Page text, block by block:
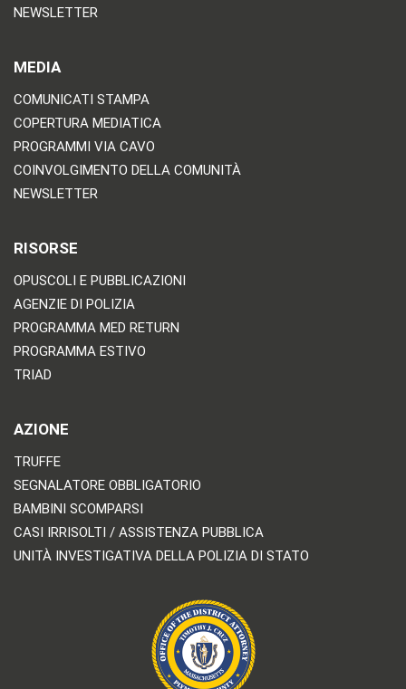
NEWSLETTER
MEDIA
COMUNICATI STAMPA
COPERTURA MEDIATICA
PROGRAMMI VIA CAVO
COINVOLGIMENTO DELLA COMUNITÀ
NEWSLETTER
RISORSE
OPUSCOLI E PUBBLICAZIONI
AGENZIE DI POLIZIA
PROGRAMMA MED RETURN
PROGRAMMA ESTIVO
TRIAD
AZIONE
TRUFFE
SEGNALATORE OBBLIGATORIO
BAMBINI SCOMPARSI
CASI IRRISOLTI / ASSISTENZA PUBBLICA
UNITÀ INVESTIGATIVA DELLA POLIZIA DI STATO